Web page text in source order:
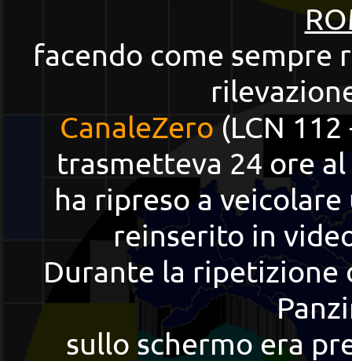
facendo come
CanaleZero (LCN
trasmetteva 24 ore al
ha ripreso a
reinserito in
Durante la
sullo schermo era